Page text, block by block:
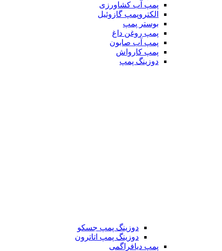
پمپ آب کشاورزی
الکتروپمپ گازوئیل
بوستر پمپ
پمپ روغن داغ
پمپ آب صابون
پمپ کارواش
دوزینگ پمپ
دوزینگ پمپ جسکو
دوزینگ پمپ اتاترون
پمپ دیافراگمی